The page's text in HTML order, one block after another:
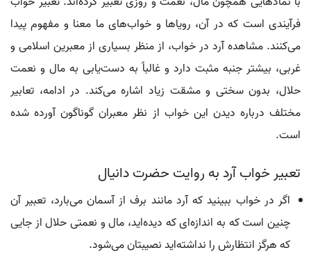
فرآیندی است که در آن، رویاها و خواب‌های ما معنا و مفهوم پیدا
می‌کنند. مشاهده آرد در خواب، از منظر بسیاری از معبرین اسلامی و
غربی، بیشتر جنبه مثبت دارد و غالباً به دست‌یابی به مال و نعمت
حلال، بدون سختی و مشقت زیاد اشاره می‌کند. در ادامه، تعابیر
مختلف درباره دیدن این خواب از نظر معبران گوناگون آورده شده
است.
تعبیر خواب آرد به روایت حضرت دانیال
اگر در خواب ببینید که آرد مانند برف از آسمان می‌بارد، تعبیر آن
چنین است که به اندازه‌ای که دیده‌اید، مال و نعمتی حلال از جایی
که هرگز انتظارش را نداشته‌اید نصیبتان می‌شود.